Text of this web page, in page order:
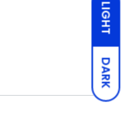
LIGHT
DARK